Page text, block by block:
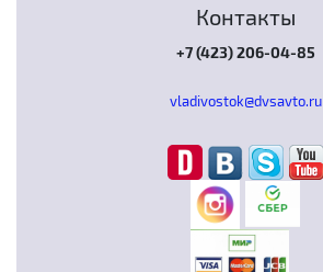
Контакты
+7 (423) 206-04-85
vladivostok@dvsavto.ru